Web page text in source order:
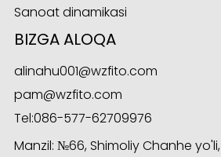
Sanoat dinamikasi
BIZGA ALOQA
alinahu001@wzfito.com
pam@wzfito.com
Tel:086-577-62709976
Manzil: №66, Shimoliy Chanhe yo'li,